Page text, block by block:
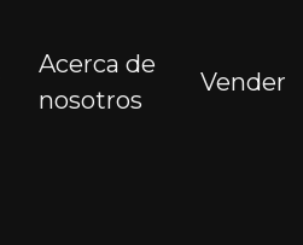
Acerca de
nosotros
Vender